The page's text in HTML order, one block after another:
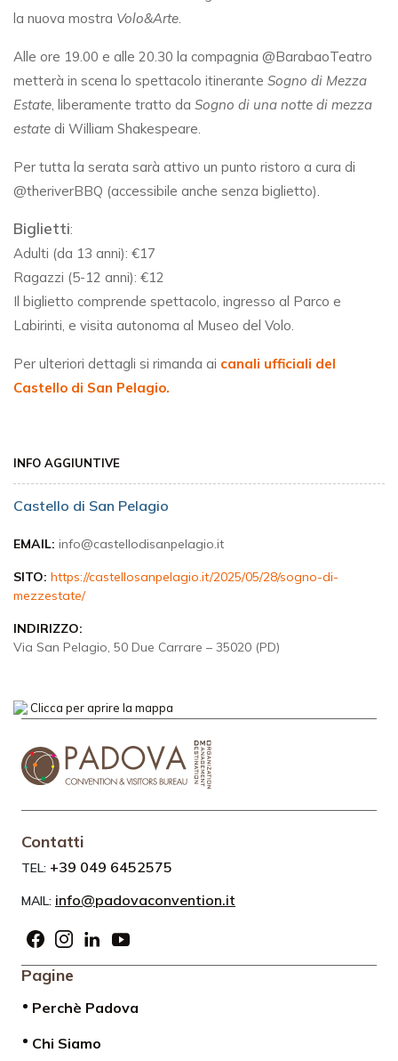
la nuova mostra Volo&Arte.
Alle ore 19.00 e alle 20.30 la compagnia @BarabaoTeatro
metterà in scena lo spettacolo itinerante Sogno di Mezza
Estate, liberamente tratto da Sogno di una notte di mezza
estate di William Shakespeare.
Per tutta la serata sarà attivo un punto ristoro a cura di
@theriverBBQ (accessibile anche senza biglietto).
Biglietti:
Adulti (da 13 anni): €17
Ragazzi (5-12 anni): €12
Il biglietto comprende spettacolo, ingresso al Parco e
Labirinti, e visita autonoma al Museo del Volo.
Per ulteriori dettagli si rimanda ai canali ufficiali del
Castello di San Pelagio.
INFO AGGIUNTIVE
Castello di San Pelagio
EMAIL: info@castellodisanpelagio.it
SITO: https://castellosanpelagio.it/2025/05/28/sogno-di-
mezzestate/
INDIRIZZO:
Via San Pelagio, 50 Due Carrare – 35020 (PD)
Clicca per aprire la mappa
Contatti
TEL: +39 049 6452575
MAIL: info@padovaconvention.it
Pagine
Perchè Padova
Chi Siamo